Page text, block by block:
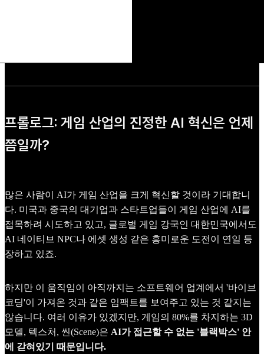
프롤로그: 게임 산업의 진정한 AI 혁신은 언제
쯤일까?
많은 사람이 AI가 게임 산업을 크게 혁신할 것이라 기대합니
다. 미국과 중국의 대기업과 스타트업들이 게임 산업에 AI를
접목하려 시도하고 있고, 글로벌 게임 강국인 대한민국에서도
AI 네이티브 NPC나 에셋 생성 같은 흥미로운 도전이 연일 등
장하고 있죠.
하지만 이 움직임이 아직까지는 소프트웨어 업계에서 '바이브
코딩'이 가져온 것과 같은 임팩트를 보여주고 있는 것 같지는
않습니다. 여러 이유가 있겠지만, 게임의 80%를 차지하는 3D
모델, 텍스처, 씬(Scene)은 AI가 접근할 수 없는 '블랙박스' 안
에 갇혀있기 때문입니다.